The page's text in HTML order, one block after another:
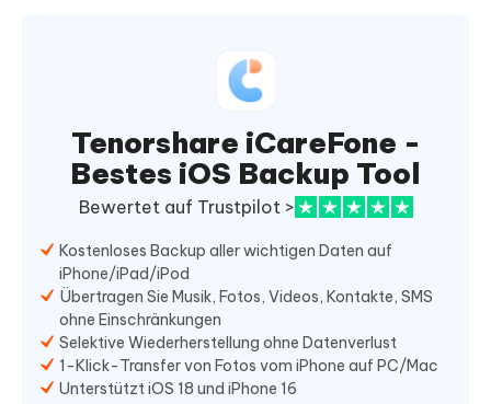
Tenorshare iCareFone -
Bestes iOS Backup Tool
Bewertet auf Trustpilot >
Kostenloses Backup aller wichtigen Daten auf
iPhone/iPad/iPod
Übertragen Sie Musik, Fotos, Videos, Kontakte, SMS
ohne Einschränkungen
Selektive Wiederherstellung ohne Datenverlust
1-Klick-Transfer von Fotos vom iPhone auf PC/Mac
Unterstützt iOS 18 und iPhone 16